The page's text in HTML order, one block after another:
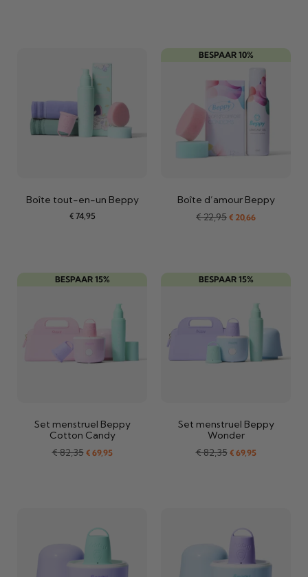
Boîte tout-en-un Beppy
€74,95
BESPAAR 10%
Boîte d’amour Beppy
€22,95 € 20,66
BESPAAR 15%
Set menstruel Beppy
Cotton Candy
€82,35 €69,95
BESPAAR 15%
Set menstruel Beppy
Wonder
€82,35 €69,95